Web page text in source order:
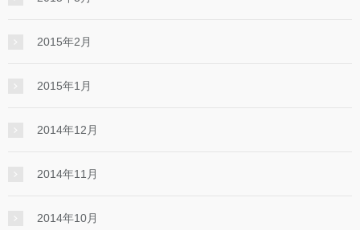
2015年2月
2015年1月
2014年12月
2014年11月
2014年10月